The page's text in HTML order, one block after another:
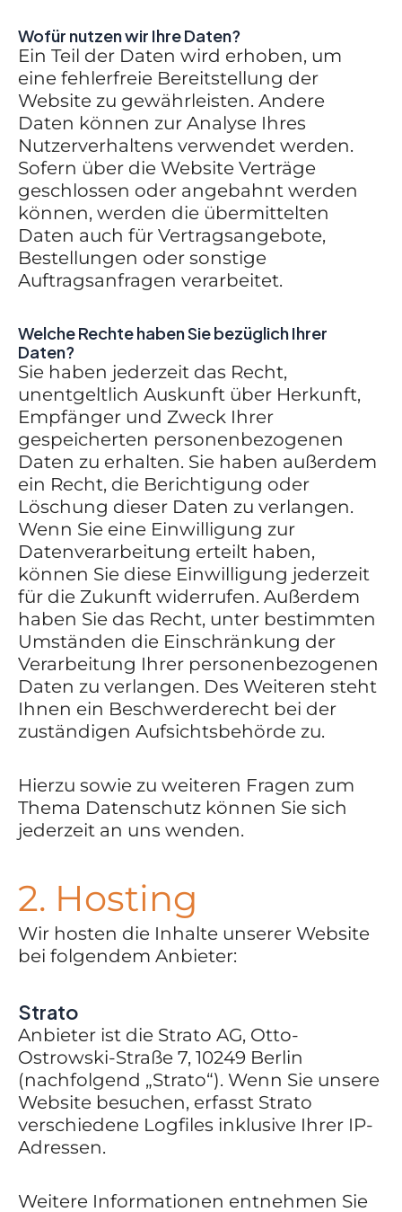
Wofür nutzen wir Ihre Daten?
Ein Teil der Daten wird erhoben, um
eine fehlerfreie Bereitstellung der
Website zu gewährleisten. Andere
Daten können zur Analyse Ihres
Nutzerverhaltens verwendet werden.
Sofern über die Website Verträge
geschlossen oder angebahnt werden
können, werden die übermittelten
Daten auch für Vertragsangebote,
Bestellungen oder sonstige
Auftragsanfragen verarbeitet.
Welche Rechte haben Sie bezüglich Ihrer
Daten?
Sie haben jederzeit das Recht,
unentgeltlich Auskunft über Herkunft,
Empfänger und Zweck Ihrer
gespeicherten personenbezogenen
Daten zu erhalten. Sie haben außerdem
ein Recht, die Berichtigung oder
Löschung dieser Daten zu verlangen.
Wenn Sie eine Einwilligung zur
Datenverarbeitung erteilt haben,
können Sie diese Einwilligung jederzeit
für die Zukunft widerrufen. Außerdem
haben Sie das Recht, unter bestimmten
Umständen die Einschränkung der
Verarbeitung Ihrer personenbezogenen
Daten zu verlangen. Des Weiteren steht
Ihnen ein Beschwerderecht bei der
zuständigen Aufsichtsbehörde zu.
Hierzu sowie zu weiteren Fragen zum
Thema Datenschutz können Sie sich
jederzeit an uns wenden.
2. Hosting
Wir hosten die Inhalte unserer Website
bei folgendem Anbieter:
Strato
Anbieter ist die Strato AG, Otto-
Ostrowski-Straße 7, 10249 Berlin
(nachfolgend „Strato“). Wenn Sie unsere
Website besuchen, erfasst Strato
verschiedene Logfiles inklusive Ihrer IP-
Adressen.
Weitere Informationen entnehmen Sie